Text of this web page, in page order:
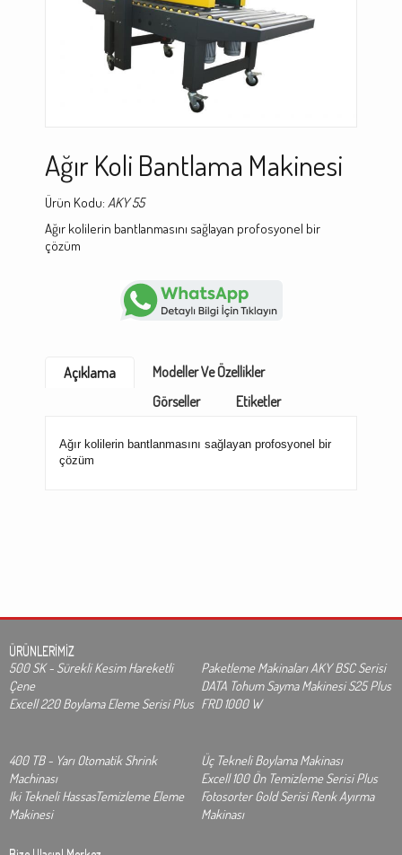
Ağır Koli Bantlama Makinesi
Ürün Kodu: AKY 55
Ağır kolilerin bantlanmasını sağlayan profosyonel bir
çözüm
Açıklama
Modeller Ve Özellikler
Görseller
Etiketler
Ağır kolilerin bantlanmasını sağlayan profosyonel bir
çözüm
ÜRÜNLERİMİZ
500 SK - Sürekli Kesim Hareketli
Çene
Paketleme Makinaları AKY BSC Serisi
DATA Tohum Sayma Makinesi S25 Plus
Excell 220 Boylama Eleme Serisi Plus FRD 1000 W
400 TB - Yarı Otomatik Shrink
Machinası
Üç Tekneli Boylama Makinası
Excell 100 Ön Temizleme Serisi Plus
Iki Tekneli HassasTemizleme Eleme
Makinesi
Fotosorter Gold Serisi Renk Ayırma
Makinası